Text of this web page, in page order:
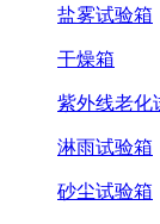
盐雾试验箱
干燥箱
紫外线老化
淋雨试验箱
砂尘试验箱